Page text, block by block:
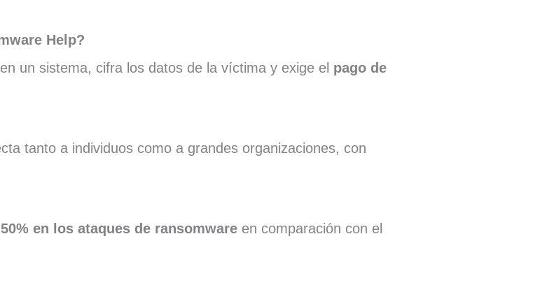
Help?
un sistema, cifra los datos de la víctima y exige el pago de
tanto a individuos como a grandes organizaciones, con
50% en los ataques de ransomware en comparación con el